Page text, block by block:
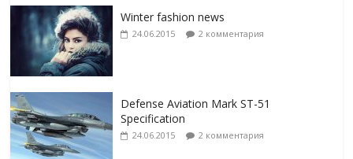
Winter fashion news
24.06.2015 2 комментария
Defense Aviation Mark ST-51
Specification
24.06.2015 2 комментария